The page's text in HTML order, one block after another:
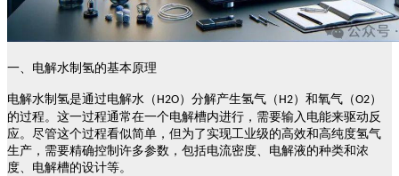
一、 电解水制氢的基本原理
电解水制氢是通过电解水（ H2O）分解产生氢气（ H2）和氧气（O2）
的过程。这一过程通常在一个电解槽内进行，需要输入电能来驱动反
应。尽管这个过程看似简单，但为了实现工业级的高效和高纯度氢气
生产，需要精确控制许多参数，包括电流密度、电解液的种类和浓
度、电解槽的设计等。